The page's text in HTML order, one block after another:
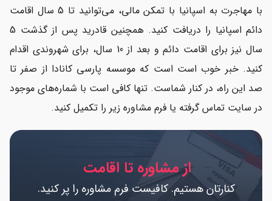
با مهاجرت به اسپانیا با تمکن مالی، می‌توانید تا 5 سال اقامت
دائم اسپانیا را دریافت کنید. همچنین قادرید پس از گذشت 5
سال نیز برای اقامت دائم و بعد از 10 سال، برای شهروندی اقدام
کنید. خبر خوب است است که موسسه پارسی کانادا از صفر تا
صد این راه، در کنار شماست. تنها کافی است با شماره‌های موجود
در سایت تماس گرفته یا فرم مشاوره زیر را تکمیل کنید.
از مشاوره تا اقامت
کنارتان هستیم. کافیست فرم مشاوره را پر کنید.